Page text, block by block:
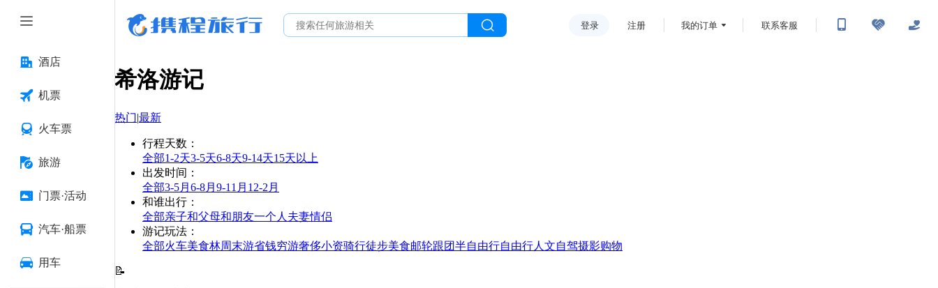
酒店
机票
火车票
旅游
门票·活动
汽车·船票
用车
登录 注册 我的订单 联系客服
希洛游记
热门|最新
行程天数 ：
全部1-2天3-5天6-8天9-14天15天以上
出发时间 ：
全部3-5月 6-8月 9-11月 12-2月
和谁出行 ：
全部亲子和父母和朋友一个人 夫妻情侣
游记玩法 ：
全部火车美食林周末游省钱穷游奢侈小资骑行徒步美食邮轮跟团半自由行自由行人文自驾摄影购物
📝